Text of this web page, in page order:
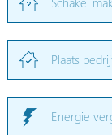
Plaats
Energie